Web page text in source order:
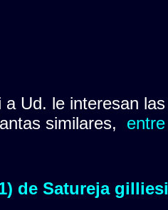
a Ud. le interesan
similares,
de Satureja